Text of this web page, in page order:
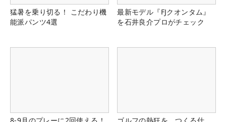
猛暑を乗り切る！ こだわり機
能派パンツ4選
最新モデル『FJクオンタム』
を石井良介プロがチェック